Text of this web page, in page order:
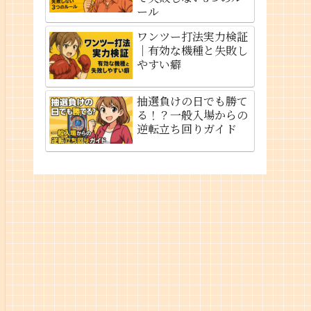
ール
ワンツー打法実力検証
｜有効な機種と失敗し
やすい癖
抽選負けの日でも勝て
る！？一般入場からの
逆転立ち回りガイド